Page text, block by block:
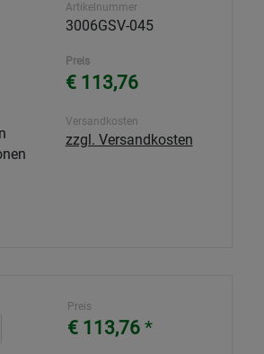
Artikelnummer
3006GSV-045
Preis
€ 113,76
Versandkosten
zzgl. Versandkosten
Preis
€ 113,76 *